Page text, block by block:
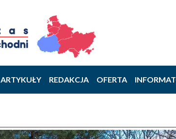
ARTYKUŁY REDAKCJA OFERTA